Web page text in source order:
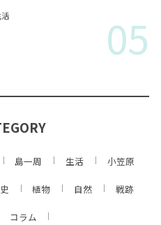
活 05
島一周 生活 小笠原
植物 自然 戦跡
コラム